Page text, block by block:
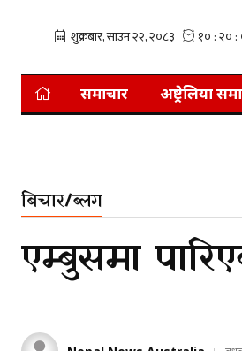
समाचार अष्ट्रेलिया
बिचार/ब्लग
एम्बुसमा